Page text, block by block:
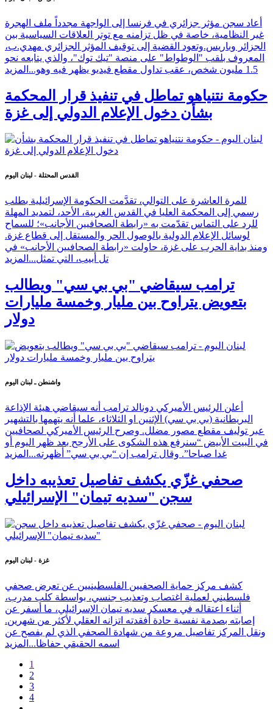
أعاد سجن مؤثر جزائري في فرنسا إلى الواجهة مجدداً ملف الهجرة
غير النظامية، خاصة في ظل تزامنه مع توتر العلاقات السياسية بين
الجزائر وباريس.وتعود القضية إلى توقيف المؤثر الجزائري مهدي.ب،
المعروف بلقب "الوطواط" على منصة "تيك توك"، والذي يتابعه نحو
1.5 مليون شخص، عقب تداول مقطع فيديو يظهر فيه وهو...
المزيد
حكومة نتنياهو تماطل في تنفيذ قرار المحكمة
بشأن دخول الإعلام الدولي إلى غزة
القدس المحتلة - لبنان اليوم
للمرة العاشرة على التوالي، تقدَّمت الحكومة الإسرائيلية بطلب
رسمي إلى المحكمة العليا في القدس الغربية، الأحد، لتمديد المهلة
للرد على التماس تقدّمت به «رابطة الصحافيين الأجانب»؛ للسماح
لوسائل الإعلام الدولية بالوصول الحر والمستقل إلى قطاع غزة.
ومنذ بداية الحرب على غزة، حاولت «رابطة الصحافيين الأجانب» في
تل أبيب، التي تمثل... المزيد
ترامب سيقاضي "بي بي سي" ويطالب
بتعويض يتراوح بين مليار وخمسة مليارات
دولار
واشنطن ـ لبنان اليوم
أعلن الرئيس الأميركي دونالد ترامب أنه سيقاضي هيئة الإذاعة
البريطانية (بي بي سي) الإثنين او الثلاثاء، علما أنه يتهمها بالتشهير
عبر توليف مقطع مصور مضلل. وصرح الرئيس الأميركي لصحافيين
في البيت الأبيض “سنرفع هذه الشكوى على الأرجح بعد ظهر اليوم أو
غدا صباحا”. وقال ترامب إن “بي بي سي” أظهرته... المزيد
صحفي غزّي يكشف تفاصيل تعذيبه داخل
سجن "سديه تيمان" الإسرائيلي
غزة - لبنان اليوم
كشف مركز حماية الصحفيين الفلسطينيين عن تعرض صحفي
فلسطيني لعملية اغتصاب وتعذيب جنسي، بواسطة كلب مدرب،
أثناء اعتقاله في معسكر سديه تيمان الإسرائيلي، ما أسفر عن
إصابته بصدمة نفسية حادة أفقدته اتزانه العقلي لأكثر من شهرين.
ونقل المركز تفاصيل مروعة من شهادة الصحفي الذي لم يفصح عن
اسمه الحقيقي حفاظا... المزيد
1
2
3
4